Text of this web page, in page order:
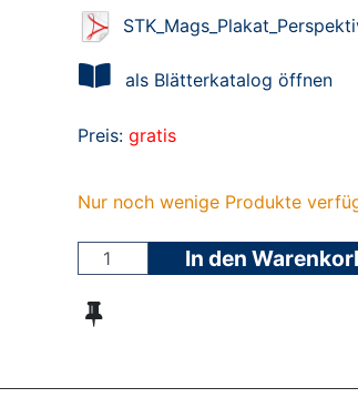
als Blätterkatalog öffnen
Preis: gratis
Nur noch wenige Produkte
In den